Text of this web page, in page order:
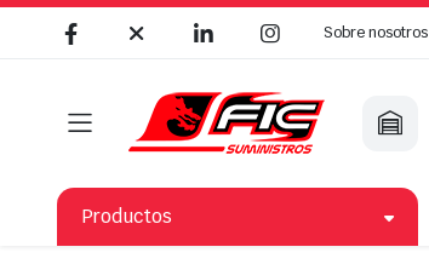
Sobre nosotros
Productos